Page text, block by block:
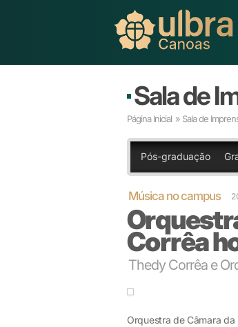
Sala de
Página Inicial » Sala de
Pós-graduação
Música no campus
Corrêa
Thedy Corrêa e
Orquestra de Câmara